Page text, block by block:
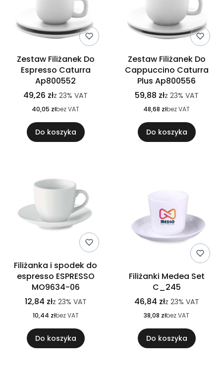
Zestaw Filiżanek Do
Espresso Caturra
Ap800552
49,26 złz 23% VAT
40,05 złbez VAT
Do koszyka
Zestaw Filiżanek Do
Cappuccino Caturra
Plus Ap800556
59,88 złz 23% VAT
48,68 złbez VAT
Do koszyka
Filiżanka i spodek do
espresso ESPRESSO
MO9634-06
12,84 złz 23% VAT
10,44 złbez VAT
Do koszyka
Filiżanki Medea Set
C_245
46,84 złz 23% VAT
38,08 złbez VAT
Do koszyka